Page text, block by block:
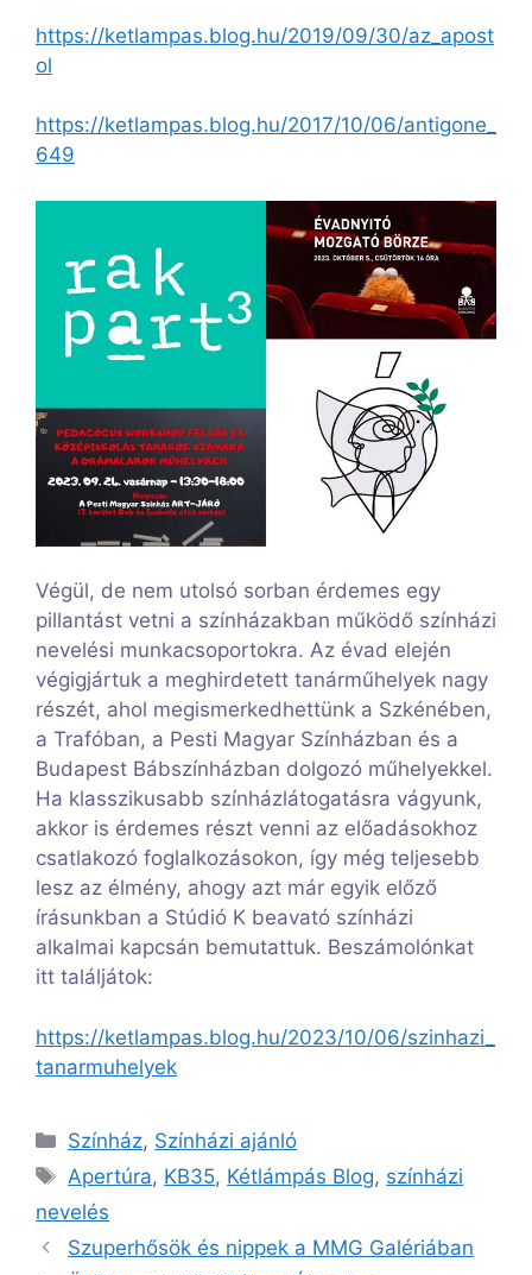
https://ketlampas.blog.hu/2019/09/30/az_apost
ol
https://ketlampas.blog.hu/2017/10/06/antigone_
649
Végül, de nem utolsó sorban érdemes egy
pillantást vetni a színházakban működő színházi
nevelési munkacsoportokra. Az évad elején
végigjártuk a meghirdetett tanárműhelyek nagy
részét, ahol megismerkedhettünk a Szkénében,
a Trafóban, a Pesti Magyar Színházban és a
Budapest Bábszínházban dolgozó műhelyekkel.
Ha klasszikusabb színházlátogatásra vágyunk,
akkor is érdemes részt venni az előadásokhoz
csatlakozó foglalkozásokon, így még teljesebb
lesz az élmény, ahogy azt már egyik előző
írásunkban a Stúdió K beavató színházi
alkalmai kapcsán bemutattuk. Beszámolónkat
itt találjátok:
https://ketlampas.blog.hu/2023/10/06/szinhazi_
tanarmuhelyek
Kategória
Színház, Színházi ajánló
Címkék
Apertúra, KB35, Kétlámpás Blog, színházi
nevelés
Szuperhősök és nippek a MMG Galériában